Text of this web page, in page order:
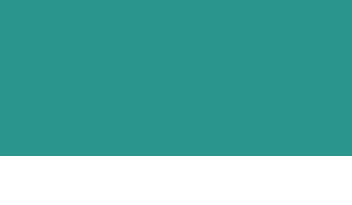
GẠCH LÁT SÂN
GẠCH THẺ VIỆT